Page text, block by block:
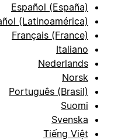
Español (España)
Español (Latinoamérica)
Français (France)
Italiano
Nederlands
Norsk
Português (Brasil)
Suomi
Svenska
Tiếng Việt